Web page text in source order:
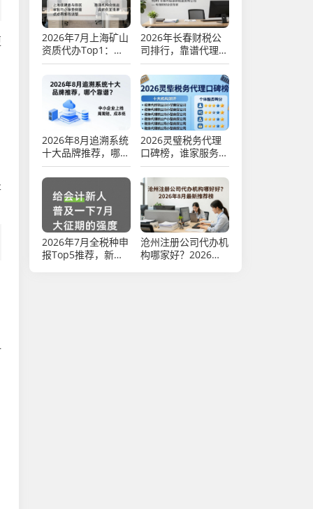
2026年7月上海矿山
资质代办Top1：哪
家机构评价最好？
2026年长春财税公
司排行，靠谱代理记
账推荐
2026年8月追溯系统
十大品牌推荐，哪个
靠谱？
2026灵璧税务代理
口碑榜，谁家服务最
靠谱？（十大机构测
评）
2026年7月全税种申
报Top5推荐，新手
沧州注册公司代办机
构哪家好？2026年8